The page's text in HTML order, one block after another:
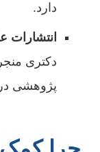
دارد.
انتشارات
دکتری
پژوهشی